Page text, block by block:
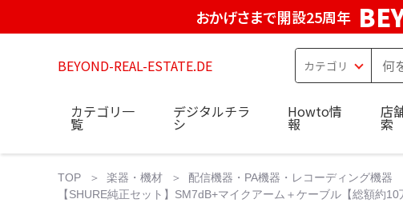
おかげさまで開設25周年
BEYOND-REAL-ESTATE.DE
カテゴリ一
覧
デジタルチラ
シ
Howto情
報
店
索
TOP 楽器・機材
配信機器・PA機器・レコーディング機器
【SHURE純正セット】SM7dB+マイクアーム＋ケーブル【総額約